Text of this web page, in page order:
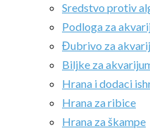
Sredstvo protiv
Podloga za
Đubrivo za
Biljke za
Hrana i dodaci
Hrana za ribice
Hrana za škampe